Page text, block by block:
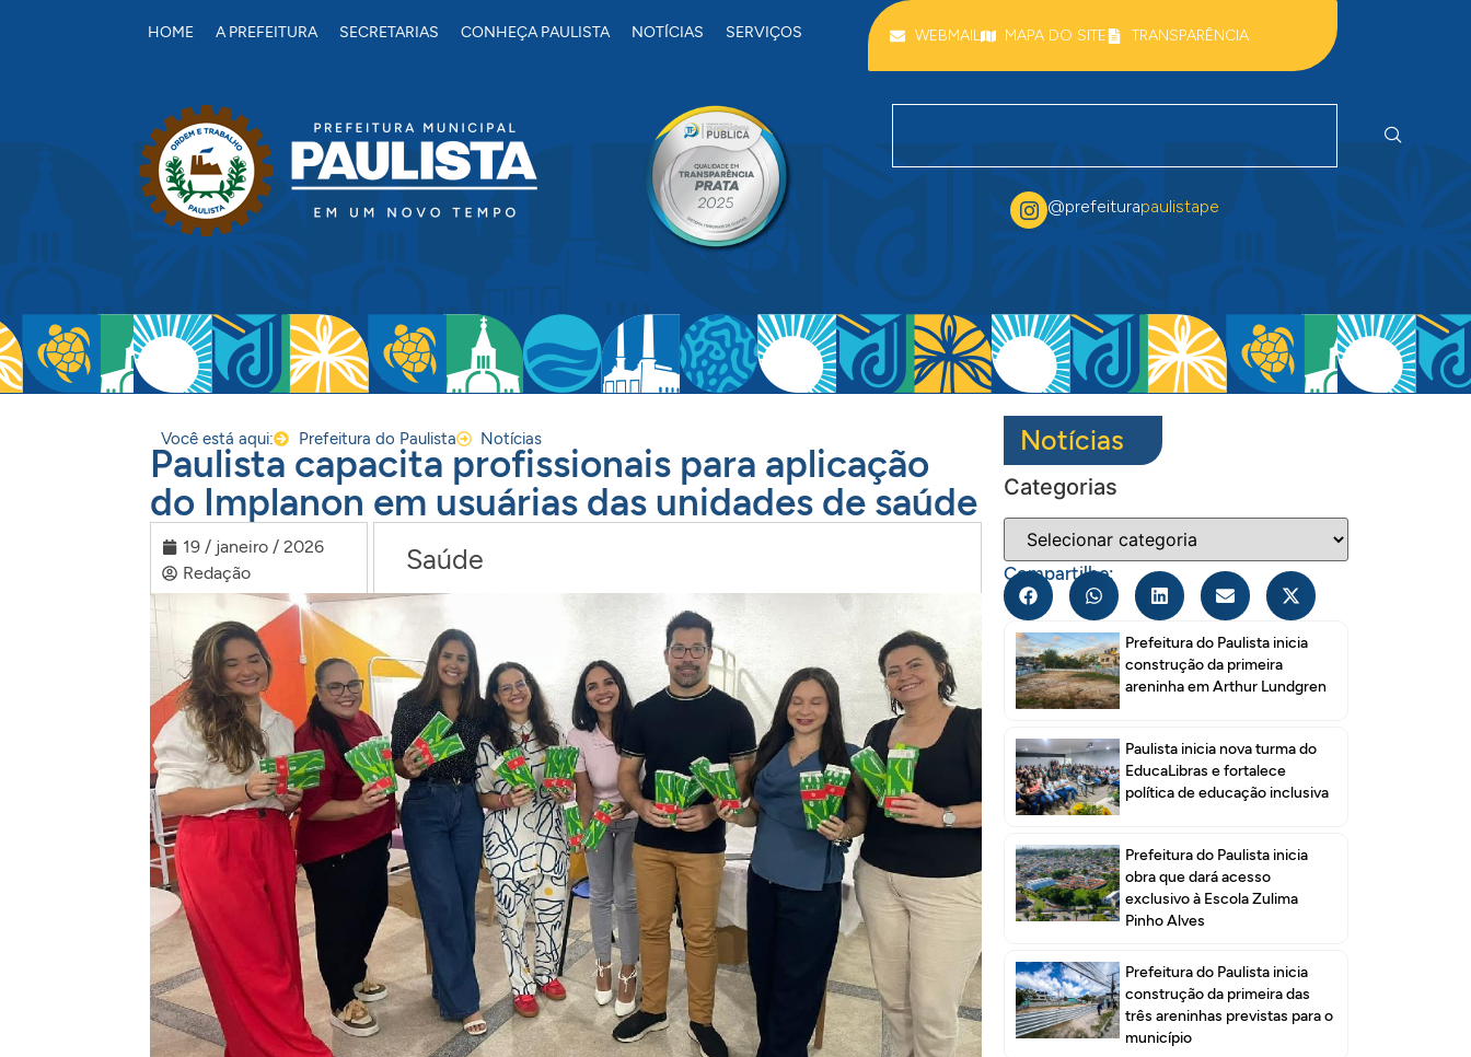
HOME A PREFEITURA SECRETARIAS CONHEÇA PAULISTA NOTÍCIAS SERVIÇOS WEBMAIL MAPA DO SITE TRANSPARÊNCIA
@prefeiturapaulistape
Você está aqui: Prefeitura do Paulista Notícias
Paulista capacita profissionais para aplicação
do Implanon em usuárias das unidades de saúde
19 / janeiro / 2026
Redação
Saúde
Notícias
Categorias
Compartilhe:
Prefeitura do Paulista inicia
construção da primeira
areninha em Arthur Lundgren
Paulista inicia nova turma do
EducaLibras e fortalece
política de educação inclusiva
Prefeitura do Paulista inicia
obra que dará acesso
exclusivo à Escola Zulima
Pinho Alves
Prefeitura do Paulista inicia
construção da primeira das
três areninhas previstas para o
município